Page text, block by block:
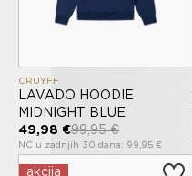
CRUYFF
LAVADO HOODIE
MIDNIGHT BLUE
49,98 €99,95 €
NC u zadnjih 30 dana: 99,95 €
akcija